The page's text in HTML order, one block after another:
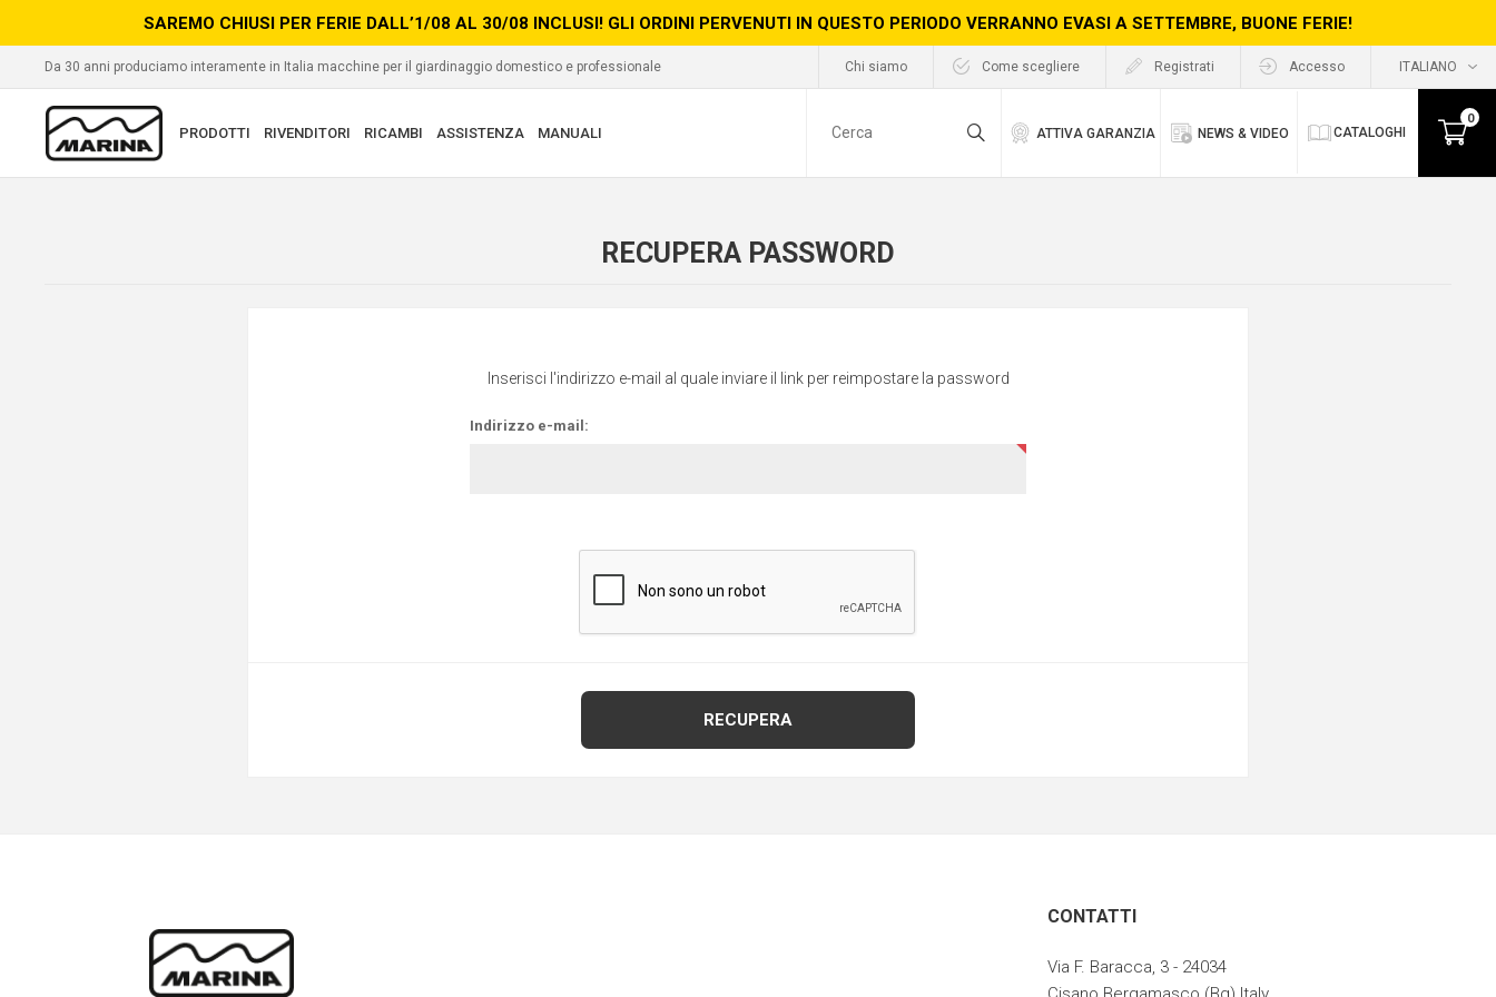
SAREMO CHIUSI PER FERIE DALL’1/08 AL 30/08 INCLUSI! GLI ORDINI PERVENUTI IN QUESTO PERIODO VERRANNO EVASI A SETTEMBRE, BUONE FERIE!
Da 30 anni produciamo interamente in Italia macchine per il giardinaggio domestico e professionale Chi siamo Come scegliere Registrati Accesso
PRODOTTI RIVENDITORI RICAMBI ASSISTENZA MANUALI ATTIVA GARANZIA NEWS & VIDEO CATALOGHI
0
RECUPERA PASSWORD
Inserisci l'indirizzo e-mail al quale inviare il link per reimpostare la password
Indirizzo e-mail:
CONTATTI
Via F. Baracca, 3 - 24034